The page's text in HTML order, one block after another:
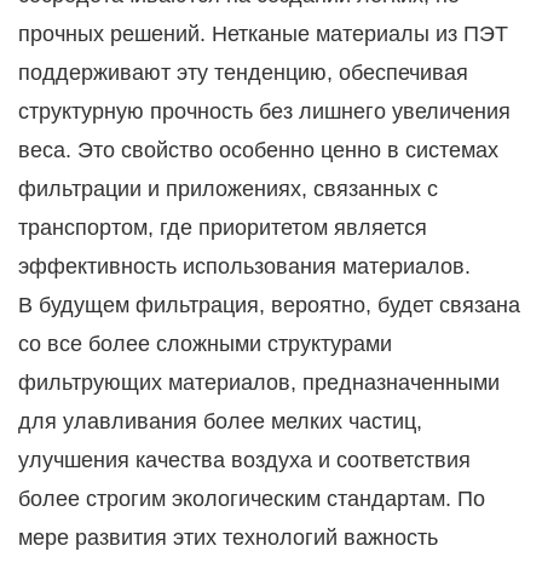
прочных решений. Нетканые материалы из ПЭТ
поддерживают эту тенденцию, обеспечивая
структурную прочность без лишнего увеличения
веса. Это свойство особенно ценно в системах
фильтрации и приложениях, связанных с
транспортом, где приоритетом является
эффективность использования материалов.
В будущем фильтрация, вероятно, будет связана
со все более сложными структурами
фильтрующих материалов, предназначенными
для улавливания более мелких частиц,
улучшения качества воздуха и соответствия
более строгим экологическим стандартам. По
мере развития этих технологий важность